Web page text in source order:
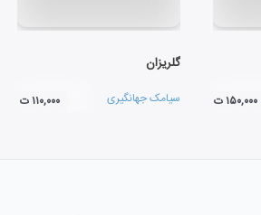
۱۵۰,۰۰۰ ت
گلریزان
سیامک جهانگیری ۱۱۰,۰۰۰ ت